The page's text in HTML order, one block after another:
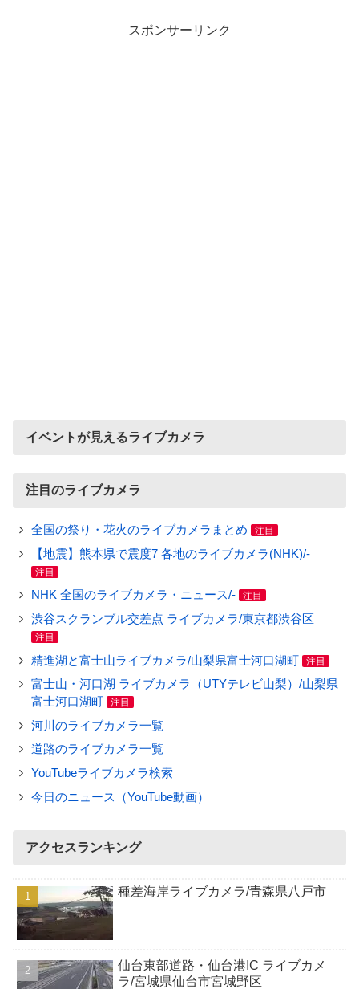
スポンサーリンク
イベントが見えるライブカメラ
注目のライブカメラ
全国の祭り・花火のライブカメラまとめ 注目
【地震】熊本県で震度7 各地のライブカメラ(NHK)/-
注目
NHK 全国のライブカメラ・ニュース/- 注目
渋谷スクランブル交差点 ライブカメラ/東京都渋谷区
注目
精進湖と富士山ライブカメラ/山梨県富士河口湖町 注目
富士山・河口湖 ライブカメラ（UTYテレビ山梨）/山梨県
富士河口湖町
注目
河川のライブカメラ一覧
道路のライブカメラ一覧
YouTubeライブカメラ検索
今日のニュース（YouTube動画）
アクセスランキング
種差海岸ライブカメラ/青森県八戸市
仙台東部道路・仙台港IC ライブカメ
ラ/宮城県仙台市宮城野区